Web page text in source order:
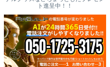
ト進呈中！！